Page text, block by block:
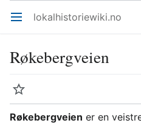
Åpne hovedmenyen lokalhistoriewiki.no
Røkebergveien
Overvåk
Røkebergveien er en